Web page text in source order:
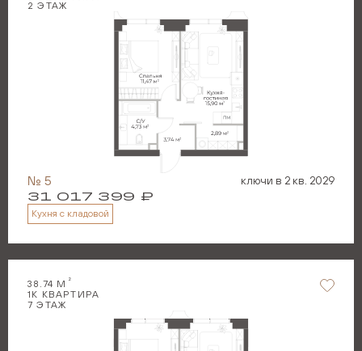
2 ЭТАЖ
№ 5 ключи в 2 кв. 2029
31 017 399 ₽
Кухня с кладовой
38.74 М 2
1 К КВАРТИРА
7 ЭТАЖ